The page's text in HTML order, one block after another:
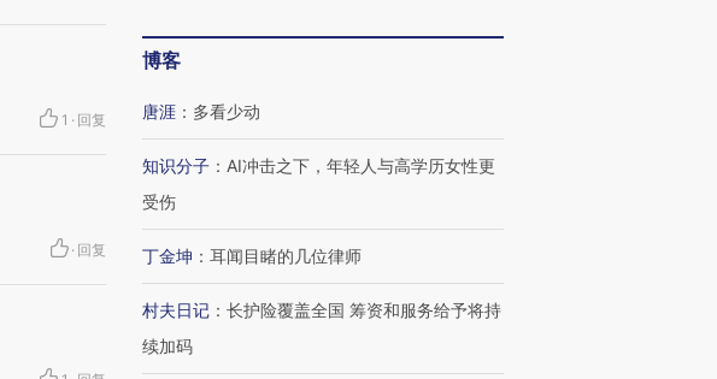
1 · 回复
· 回复
博客
唐涯 ： 多看少动
知识分子 ： AI冲击之下，年轻人与高学历女性更
受伤
丁金坤 ： 耳闻目睹的几位律师
村夫日记 ： 长护险覆盖全国 筹资和服务给予将持
续加码